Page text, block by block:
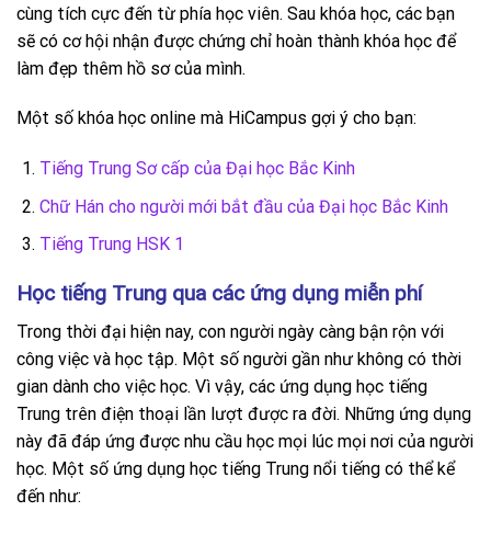
cùng tích cực đến từ phía học viên. Sau khóa học, các bạn
sẽ có cơ hội nhận được chứng chỉ hoàn thành khóa học để
làm đẹp thêm hồ sơ của mình.
Một số khóa học online mà HiCampus gợi ý cho bạn:
Tiếng Trung Sơ cấp của Đại học Bắc Kinh
Chữ Hán cho người mới bắt đầu của Đại học Bắc Kinh
Tiếng Trung HSK 1
Học tiếng Trung qua các ứng dụng miễn phí
Trong thời đại hiện nay, con người ngày càng bận rộn với
công việc và học tập. Một số người gần như không có thời
gian dành cho việc học. Vì vậy, các ứng dụng học tiếng
Trung trên điện thoại lần lượt được ra đời. Những ứng dụng
này đã đáp ứng được nhu cầu học mọi lúc mọi nơi của người
học. Một số ứng dụng học tiếng Trung nổi tiếng có thể kể
đến như: